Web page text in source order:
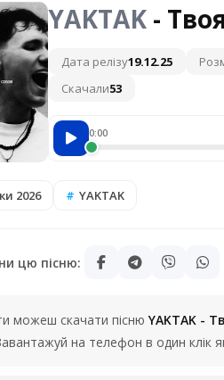
YAKTAK -
Дата релізу19.12.25
Скачали53
0:00
2026 YAKTAK
цю пісню:
ти можеш скачати піснюYAKTAK -
на телефон в один